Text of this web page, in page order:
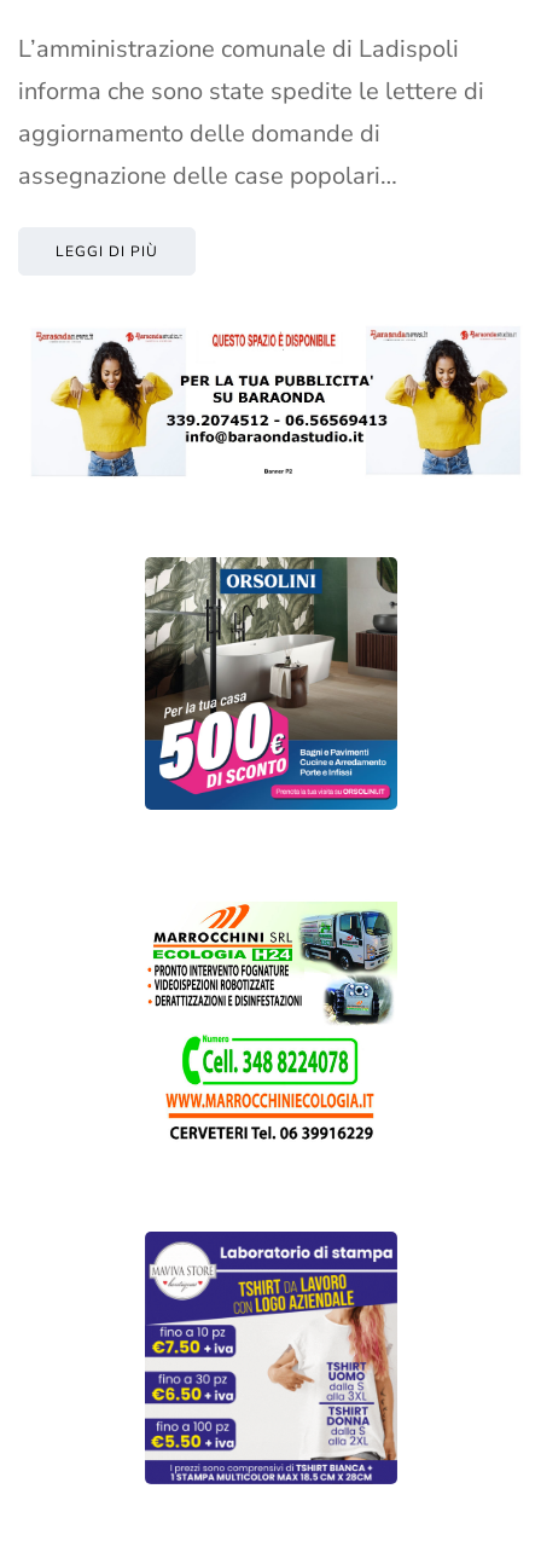
L’amministrazione comunale di Ladispoli
informa che sono state spedite le lettere di
aggiornamento delle domande di
assegnazione delle case popolari…
LEGGI DI PIÙ